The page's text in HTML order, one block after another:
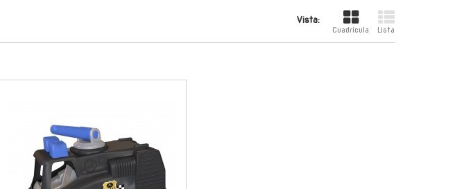
Vista:
Cuadrícula Lista